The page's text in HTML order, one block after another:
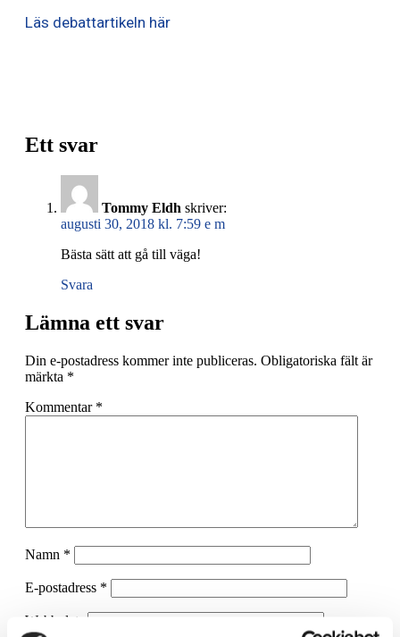
Läs debattartikeln här
Ett svar
Tommy Eldh skriver:
augusti 30, 2018 kl. 7:59 e m
Bästa sätt att gå till väga!
Svara
Lämna ett svar
Din e-postadress kommer inte publiceras. Obligatoriska fält är
märkta *
Kommentar *
Namn *
E-postadress *
Webbplats